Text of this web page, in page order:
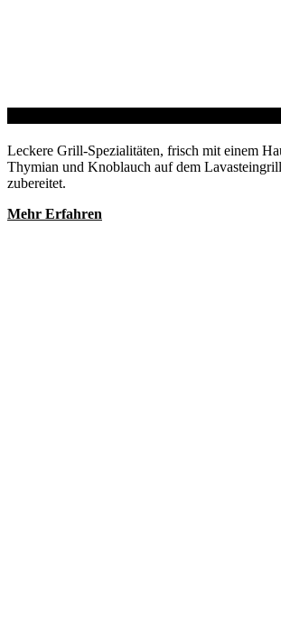
Leckere Grill-Spezialitäten, frisch mit einem
Thymian und Knoblauch auf dem
zubereitet.
Mehr Erfahren